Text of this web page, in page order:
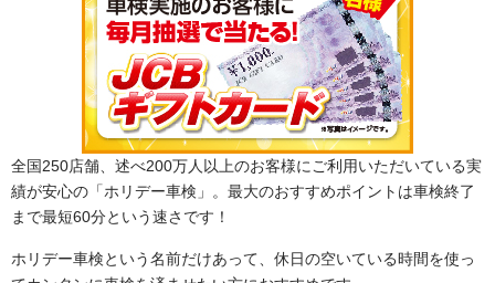
全国250店舗、述べ200万人以上のお客様にご利用いただいている実
績が安心の「ホリデー車検」。最大のおすすめポイントは車検終了
まで最短60分という速さです！
ホリデー車検という名前だけあって、休日の空いている時間を使っ